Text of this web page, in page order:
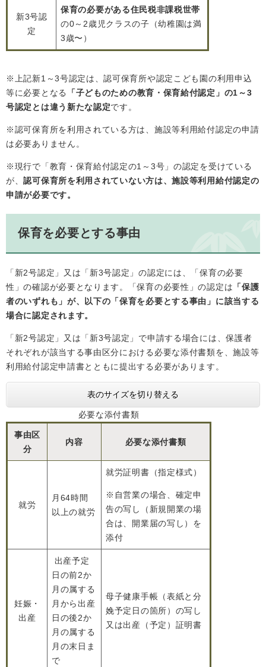
新3号認
定
保育の必要がある住民税非課税世帯
の0～2歳児クラスの子（幼稚園は満
3歳〜）
※上記新1～3号認定は、認可保育所や認定こども園の利用申込
等に必要となる
「子どものための教育・保育給付認定」の1～3
号認定とは違う新たな認定です。
※認可保育所を利用されている方は、施設等利用給付認定の申請
は必要ありません。
※現行で「教育・保育給付認定の1～3号」の認定を受けている
が、認可保育所を利用されていない方は、施設等利用給付認定の
申請が必要です。
保育を必要とする事由
「新2号認定」又は「新3号認定」の認定には、「保育の必要
性」の確認が必要となります。「保育の必要性」の認定は 「保護
者のいずれも」が、以下の「保育を必要とする事由」に該当する
場合に認定されます。
「新2号認定」又は「新3号認定」で申請する場合には、保護者
それぞれが該当する事由区分における必要な添付書類を、施設等
利用給付認定申請書とともに提出する必要があります。
表のサイズを切り替える
必要な添付書類
事由区
分
内容 必要な添付書類
就労
月64時間
以上の就労
就労証明書（指定様式）
※自営業の場合、確定申
告の写し（新規開業の場
合は、開業届の写し）を
添付
妊娠・
出産
出産予定
日の前2か
月の属する
月から出産
日の後2か
月の属する
月の末日ま
で
母子健康手帳（表紙と分
娩予定日の箇所）の写し
又は出産（予定）証明書